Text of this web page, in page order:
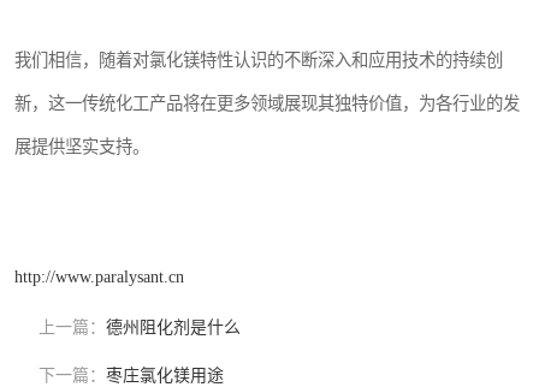
我们相信，随着对氯化镁特性认识的不断深入和应用技术的持续创
新，这一传统化工产品将在更多领域展现其独特价值，为各行业的发
展提供坚实支持。
http://www.paralysant.cn
上一篇： 德州阻化剂是什么
下一篇： 枣庄氯化镁用途